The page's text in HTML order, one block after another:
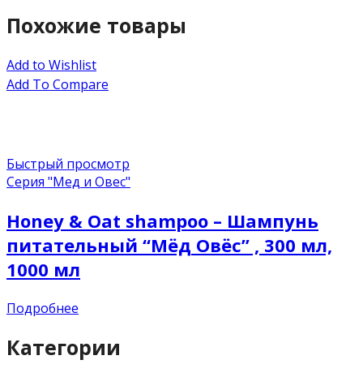
Похожие товары
Add to Wishlist
Add To Compare
Быстрый просмотр
Серия "Мед и Овес"
Honey & Oat shampoo – Шампунь
питательный “Мёд Овёс” , 300 мл,
1000 мл
Подробнее
Категории